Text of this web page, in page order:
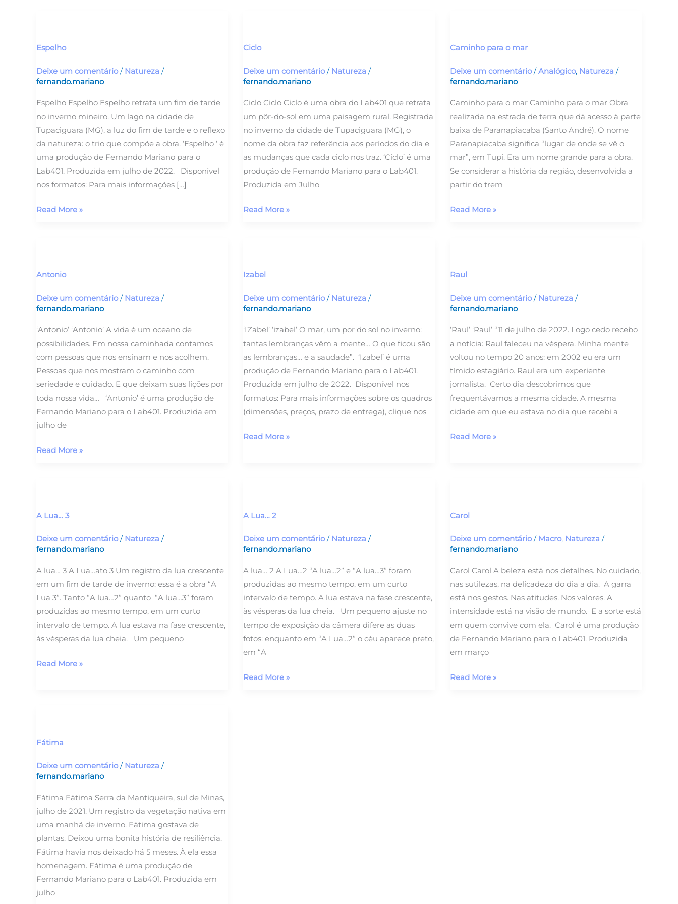
Espelho
Deixe um comentário / Natureza /
fernando.mariano
Espelho Espelho Espelho retrata um fim de tarde
no inverno mineiro. Um lago na cidade de
Tupaciguara (MG), a luz do fim de tarde e o reflexo
da natureza: o trio que compõe a obra. ‘Espelho ‘ é
uma produção de Fernando Mariano para o
Lab401. Produzida em julho de 2022. Disponível
nos formatos: Para mais informações […]
Read More »
Ciclo
Deixe um comentário / Natureza /
fernando.mariano
Ciclo Ciclo Ciclo é uma obra do Lab401 que retrata
um pôr-do-sol em uma paisagem rural. Registrada
no inverno da cidade de Tupaciguara (MG), o
nome da obra faz referência aos períodos do dia e
as mudanças que cada ciclo nos traz. ‘Ciclo’ é uma
produção de Fernando Mariano para o Lab401.
Produzida em Julho
Read More »
Caminho para o mar
Deixe um comentário /Analógico, Natureza /
fernando.mariano
Caminho para o mar Caminho para o mar Obra
realizada na estrada de terra que dá acesso à parte
baixa de Paranapiacaba (Santo André). O nome
Paranapiacaba significa “lugar de onde se vê o
mar”, em Tupi. Era um nome grande para a obra.
Se considerar a história da região, desenvolvida a
partir do trem
o
Read More »
Antonio
Deixe um comentário / Natureza /
fernando.mariano
‘Antonio’ ‘Antonio’ A vida é um oceano de
possibilidades. Em nossa caminhada contamos
com pessoas que nos ensinam e nos acolhem.
Pessoas que nos mostram o caminho com
seriedade e cuidado. E que deixam suas lições por
toda nossa vida… ‘Antonio’ é uma produção de
Fernando Mariano para o Lab401. Produzida em
julho de
Read More »
Izabel
Deixe um comentário / Natureza /
fernando.mariano
‘IZabel’ ‘izabel’ O mar, um por do sol no inverno:
tantas lembranças vêm a mente… O que ficou são
as lembranças… e a saudade”. ‘Izabel’ é uma
produção de Fernando Mariano para o Lab401.
Produzida em julho de 2022. Disponível nos
formatos: Para mais informações sobre os quadros
(dimensões, preços, prazo de entrega), clique nos
Read More »
Raul
Deixe um comentário / Natureza /
fernando.mariano
‘Raul’ ‘Raul’ “11 de julho de 2022. Logo cedo recebo
a notícia: Raul faleceu na véspera. Minha mente
voltou no tempo 20 anos: em 2002 eu era um
tímido estagiário. Raul era um experiente
jornalista. Certo dia descobrimos que
frequentávamos a mesma cidade. A mesma
cidade em que eu estava no dia que recebi a
Read More »
A Lua… 3
Deixe um comentário / Natureza /
fernando.mariano
A lua… 3 A Lua…ato 3 Um registro da lua crescente
em um fim de tarde de inverno: essa é a obra “A
Lua 3”. Tanto “A lua…2” quanto “A lua…3” foram
produzidas ao mesmo tempo, em um curto
intervalo de tempo. A lua estava na fase crescente,
às vésperas da lua cheia. Um pequeno
3
Read More »
A Lua… 2
Deixe um comentário / Natureza /
fernando.mariano
A lua… 2 A Lua…2 “A lua…2” e “A lua…3” foram
produzidas ao mesmo tempo, em um curto
intervalo de tempo. A lua estava na fase crescente,
às vésperas da lua cheia. Um pequeno ajuste no
tempo de exposição da câmera difere as duas
fotos: enquanto em “A Lua…2” o céu aparece preto,
em “A
2
Read More »
Carol
Deixe um comentário / Macro, Natureza /
fernando.mariano
Carol Carol A beleza está nos detalhes. No cuidado,
nas sutilezas, na delicadeza do dia a dia. A garra
está nos gestos. Nas atitudes. Nos valores. A
intensidade está na visão de mundo. E a sorte está
em quem convive com ela. Carol é uma produção
de Fernando Mariano para o Lab401. Produzida
em março
Read More »
Fátima
Deixe um comentário / Natureza /
fernando.mariano
Fátima Fátima Serra da Mantiqueira, sul de Minas,
julho de 2021. Um registro da vegetação nativa em
uma manhã de inverno. Fátima gostava de
plantas. Deixou uma bonita história de resiliência.
Fátima havia nos deixado há 5 meses. À ela essa
homenagem. Fátima é uma produção de
Fernando Mariano para o Lab401. Produzida em
julho